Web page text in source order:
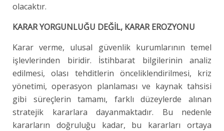
olacaktır.
KARAR YORGUNLUĞU DEĞİL, KARAR EROZYONU
Karar verme, ulusal güvenlik kurumlarının temel
işlevlerinden biridir. İstihbarat bilgilerinin analiz
edilmesi, olası tehditlerin önceliklendirilmesi, kriz
yönetimi, operasyon planlaması ve kaynak tahsisi
gibi süreçlerin tamamı, farklı düzeylerde alınan
stratejik kararlara dayanmaktadır. Bu nedenle
kararların doğruluğu kadar, bu kararları ortaya